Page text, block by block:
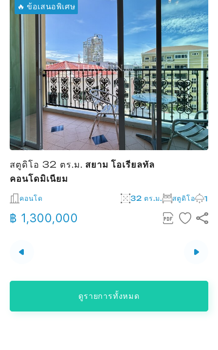
🔥 ข้อเสนอพิเศษ
สตูดิโอ 32 ตร.ม. สยาม โอเรียลทัล
คอนโดมิเนียม
คอนโด 32 ตร.ม. สตูดิโอ 1
฿ 1,300,000
ดูรายการทั้งหมด